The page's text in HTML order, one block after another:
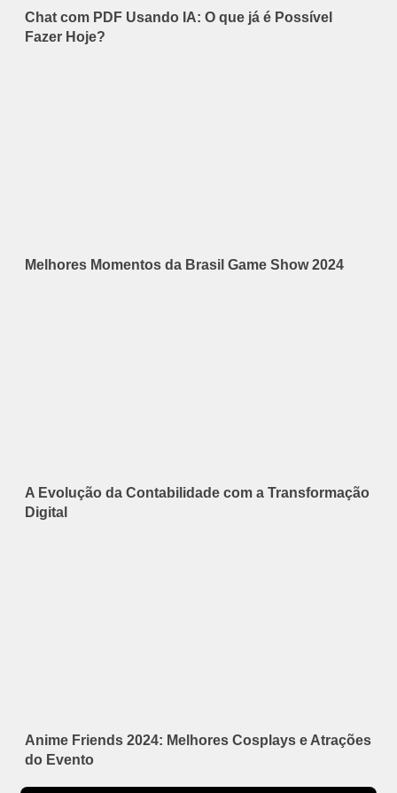
Chat com PDF Usando IA: O que já é Possível
Fazer Hoje?
Melhores Momentos da Brasil Game Show 2024
A Evolução da Contabilidade com a Transformação
Digital
Anime Friends 2024: Melhores Cosplays e Atrações
do Evento